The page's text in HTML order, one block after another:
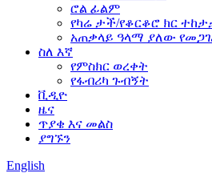
ሮል ፊልም
የካሬ ታች/የቆርቆሮ ክር
አጠቃላይ ዓላማ ያለው
ስለ እኛ
የምስክር ወረቀት
የፋብሪካ ጉብኝት
ቪዲዮ
ዜና
ጥያቄ እና መልስ
ያግኙን
English